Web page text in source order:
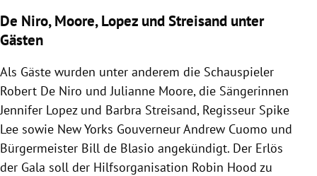
De Niro, Moore, Lopez und Streisand unter
Gästen
Als Gäste wurden unter anderem die Schauspieler
Robert De Niro undJulianne Moore, die Sängerinnen
Jennifer Lopezund Barbra Streisand, Regisseur Spike
Lee sowie NewYorks GouverneurAndrew Cuomo und
Bürgermeister Bill de Blasio angekündigt. Der Erlös
der Gala soll der Hilfsorganisation Robin Hood zu